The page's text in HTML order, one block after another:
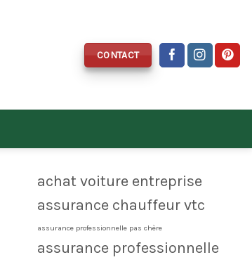
CONTACT
achat voiture entreprise
assurance chauffeur vtc
assurance professionnelle pas chère
assurance professionnelle